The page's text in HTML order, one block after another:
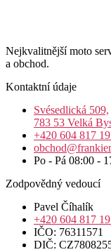
Nejkvalitnější moto
a obchod.
Kontaktní údaje
Svésedlická 509,
783 53 Velká
+420 604 817
Po - Pá 08:00 -
Zodpovědný vedoucí
Pavel Číhalík
+420 604 817
IČO: 76311571
DIČ: